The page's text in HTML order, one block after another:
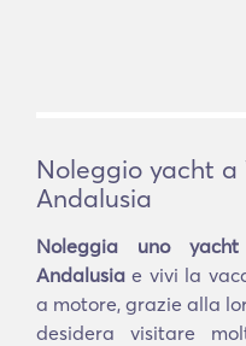
Noleggio yacht a
Andalusia
Noleggia uno
Andalusia e vivi la
a motore, grazie alla
desidera visitare